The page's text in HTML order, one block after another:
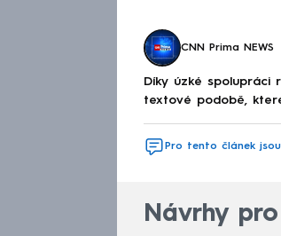
CNN Prima NEWS
Díky úzké spolupráci
textové podobě,
Pro tento článek
Návrhy